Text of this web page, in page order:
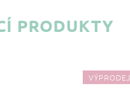
PRODUKTY
VÝPRODEJ